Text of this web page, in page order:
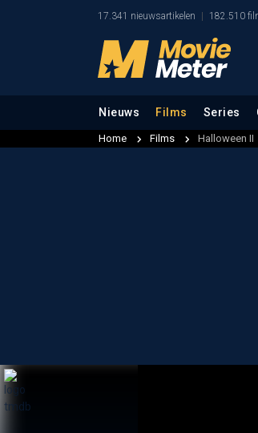
17.341 nieuwsartikelen 182.510
Nieuws Films Series
Home Films Halloween II